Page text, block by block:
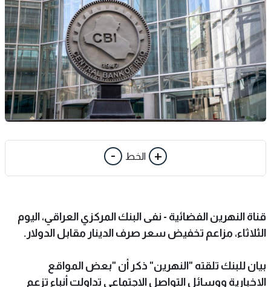
+ الخط -
قناة النهرين الفضائية - نفى البنك المركزي العراقي، اليوم
الثلاثاء، مزاعم تخفيض سعر صرف الدينار مقابل الدولار.
بيان للبنك تلقته "النهرين" ذكر أن "بعض المواقع
اﻹخبارية ووسائل التواصل الاجتماعي تداولت أنباء تزعم